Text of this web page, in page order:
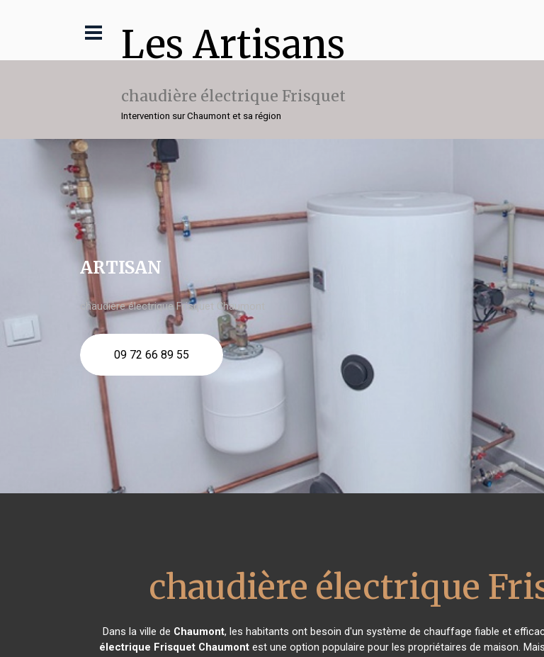
Les Artisans
chaudière électrique Frisquet
Intervention sur Chaumont et sa région
ARTISAN
chaudière électrique Frisquet Chaumont
09 72 66 89 55
chaudière électrique
Dans la ville de Chaumont, les habitants ont besoin d'un système de chauffage fiable et
électrique Frisquet Chaumont est une option populaire pour les propriétaires de maison.